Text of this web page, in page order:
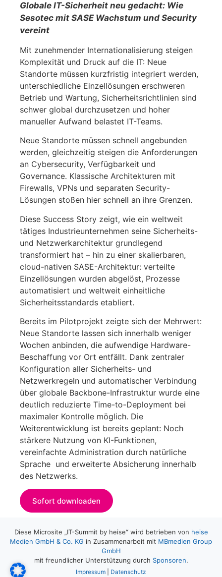
Globale IT-Sicherheit neu gedacht: Wie
Sesotec mit SASE Wachstum und Security
vereint
Mit zunehmender Internationalisierung steigen
Komplexität und Druck auf die IT: Neue
Standorte müssen kurzfristig integriert werden,
unterschiedliche Einzellösungen erschweren
Betrieb und Wartung, Sicherheitsrichtlinien sind
schwer global durchzusetzen und hoher
manueller Aufwand belastet IT-Teams.
Neue Standorte müssen schnell angebunden
werden, gleichzeitig steigen die Anforderungen
an Cybersecurity, Verfügbarkeit und
Governance. Klassische Architekturen mit
Firewalls, VPNs und separaten Security-
Lösungen stoßen hier schnell an ihre Grenzen.
Diese Success Story zeigt, wie ein weltweit
tätiges Industrieunternehmen seine Sicherheits-
und Netzwerkarchitektur grundlegend
transformiert hat – hin zu einer skalierbaren,
cloud-nativen SASE-Architektur: verteilte
Einzellösungen wurden abgelöst, Prozesse
automatisiert und weltweit einheitliche
Sicherheitsstandards etabliert.
Bereits im Pilotprojekt zeigte sich der Mehrwert:
Neue Standorte lassen sich innerhalb weniger
Wochen anbinden, die aufwendige Hardware-
Beschaffung vor Ort entfällt. Dank zentraler
Konfiguration aller Sicherheits- und
Netzwerkregeln und automatischer Verbindung
über globale Backbone-Infrastruktur wurde eine
deutlich reduzierte Time-to-Deployment bei
maximaler Kontrolle möglich. Die
Weiterentwicklung ist bereits geplant: Noch
stärkere Nutzung von KI-Funktionen,
vereinfachte Administration durch natürliche
Sprache und erweiterte Absicherung innerhalb
des Netzwerks.
Sofort downloaden
Diese Microsite „IT-Summit by heise“ wird betrieben von heise
Medien GmbH & Co. KG in Zusammenarbeit mit MBmedien Group
GmbH
mit freundlicher Unterstützung durch Sponsoren.
Impressum Datenschutz